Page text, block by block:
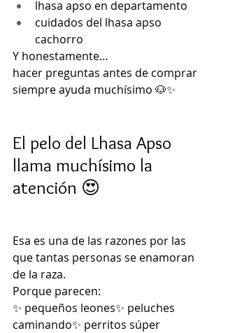
lhasa apso en departamento
cuidados del lhasa apso
cachorro
Y honestamente…
hacer preguntas antes de comprar
siempre ayuda muchísimo 🐶✨
El pelo del Lhasa Apso
llama muchísimo la
atención 😍
Esa es una de las razones por las
que tantas personas se enamoran
de la raza.
Porque parecen:
✨ pequeños leones✨ peluches
caminando✨ perritos súper